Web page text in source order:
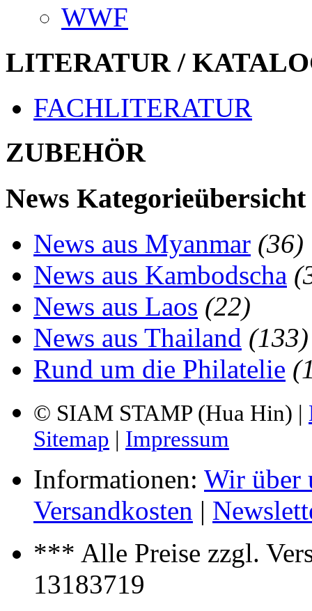
WWF
LITERATUR /
FACHLITERATUR
ZUBEHÖR
News Kategorieübersicht
News aus Myanmar (36)
News aus Kambodscha
News aus Laos (22)
News aus Thailand (133)
Rund um die Philatelie
© SIAM STAMP (Hua Hin) |
Sitemap | Impressum
Informationen: Wir über
Versandkosten |
*** Alle Preise zzgl.
13183719